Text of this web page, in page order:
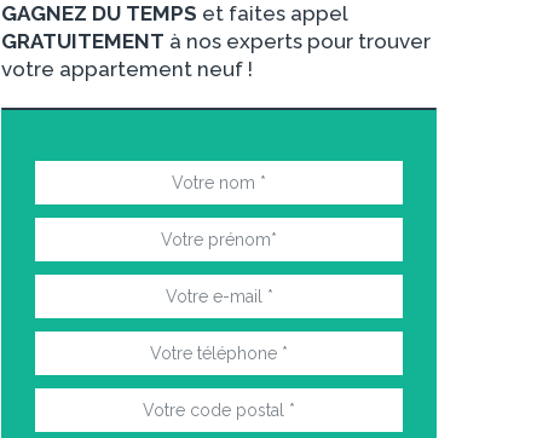
GAGNEZ DU TEMPS et faites appel
GRATUITEMENT à nos experts pour trouver
votre appartement neuf !